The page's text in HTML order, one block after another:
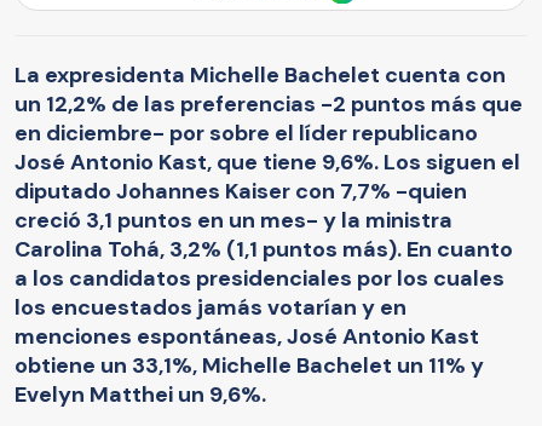
La expresidenta Michelle Bachelet cuenta con
un 12,2% de las preferencias -2 puntos más que
en diciembre- por sobre el líder republicano
José Antonio Kast, que tiene 9,6%. Los siguen el
diputado Johannes Kaiser con 7,7% -quien
creció 3,1 puntos en un mes- y la ministra
Carolina Tohá, 3,2% (1,1 puntos más). En cuanto
a los candidatos presidenciales por los cuales
los encuestados jamás votarían y en
menciones espontáneas, José Antonio Kast
obtiene un 33,1%, Michelle Bachelet un 11% y
Evelyn Matthei un 9,6%.